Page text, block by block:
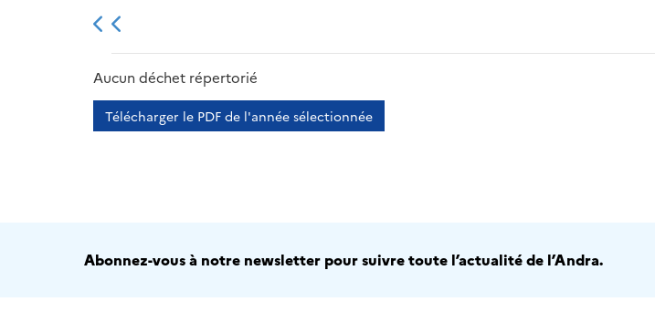
2013 2014
Aucun déchet répertorié
Télécharger le PDF de l'année sélectionnée
Abonnez-vous à notre newsletter pour suivre toute l’actualité de l’Andra.